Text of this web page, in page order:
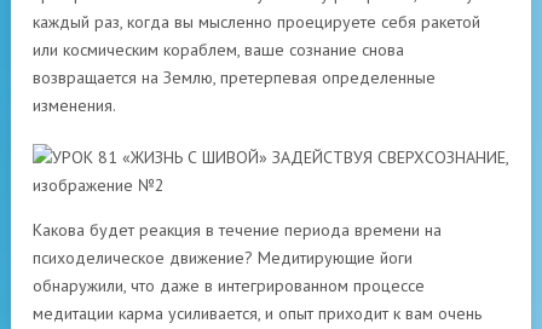
каждый раз, когда вы мысленно проецируете себя ракетой
или космическим кораблем, ваше сознание снова
возвращается на Землю, претерпевая определенные
изменения.
Какова будет реакция в течение периода времени на
психоделическое движение? Медитирующие йоги
обнаружили, что даже в интегрированном процессе
медитации карма усиливается, и опыт приходит к вам очень